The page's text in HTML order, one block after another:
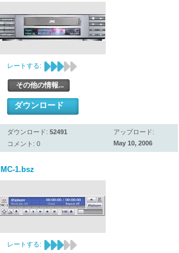
レートする:
その他の情報...
ダウンロード
ダウンロード: 52491
コメント: 0
アップロード:
May 10, 2006
MC-1.bsz
レートする: